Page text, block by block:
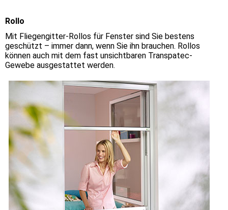
Rollo
Mit Fliegengitter-Rollos für Fenster sind Sie bestens
geschützt – immer dann, wenn Sie ihn brauchen. Rollos
können auch mit dem fast unsichtbaren Transpatec-
Gewebe ausgestattet werden.